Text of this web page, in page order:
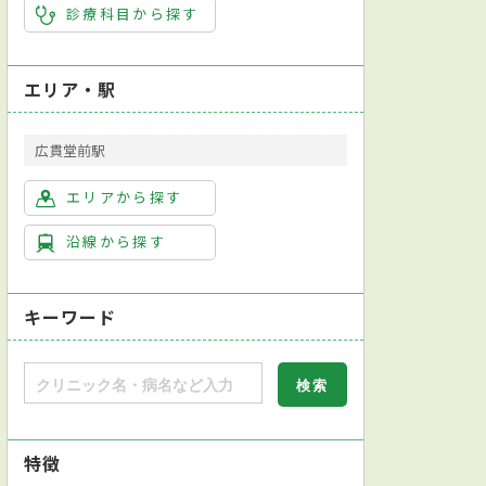
診療科目から探す
エリア・駅
広貫堂前駅
エリアから探す
沿線から探す
キーワード
特徴